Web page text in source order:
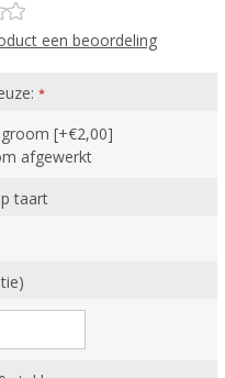
een beoordeling
*
[+€2,00]
afgewerkt
taart